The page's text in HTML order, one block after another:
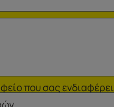
που σας ενδιαφέρει